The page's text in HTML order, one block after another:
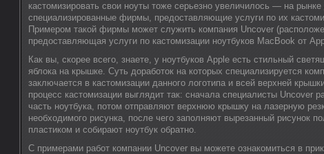
кастомизировать свои ноуты тоже серьезно увеличилось — на
специализированные фирмы, предоставляющие услуги по их
Примером такой фирмы может служить компания Uncover
предоставляющая услуги по кастомизации ноутбуков MacBook от
Как вы, скорее всего, знаете, у ноутбуков Apple есть стильный
яблока на крышке. Суть доработок на которых специализируется
заключается в кастомизации данного логотипа и всей верхней
процесс кастомизации выглядит так: сначала специалисты Uncover
часть ноутбука, потом отправляют верхнюю крышку на лазерную
необходимого рисунка, после чего заполняют вырезанный рисунок
пластиком и собирают ноутбук обратно.
С примерами работ компании Uncover вы можете ознакомиться в